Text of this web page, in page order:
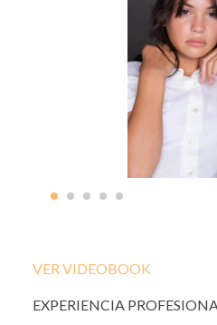
VER VIDEOBOOK
EXPERIENCIA